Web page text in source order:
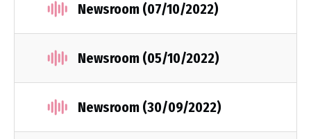
Newsroom (07/10/2022)
Newsroom (05/10/2022)
Newsroom (30/09/2022)